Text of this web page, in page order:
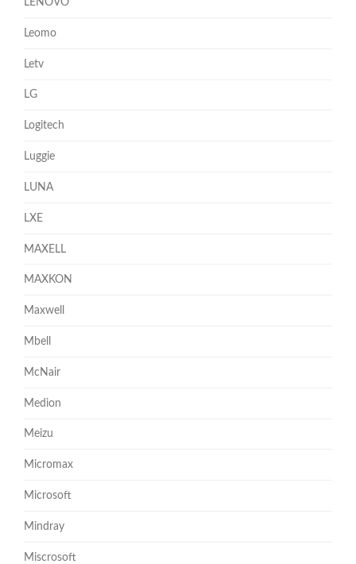
LENOVO
Leomo
Letv
LG
Logitech
Luggie
LUNA
LXE
MAXELL
MAXKON
Maxwell
Mbell
McNair
Medion
Meizu
Micromax
Microsoft
Mindray
Miscrosoft